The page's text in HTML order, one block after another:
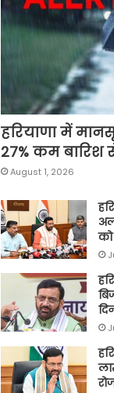
हरियाणा में
27% कम बारिश
August 1, 2026
को